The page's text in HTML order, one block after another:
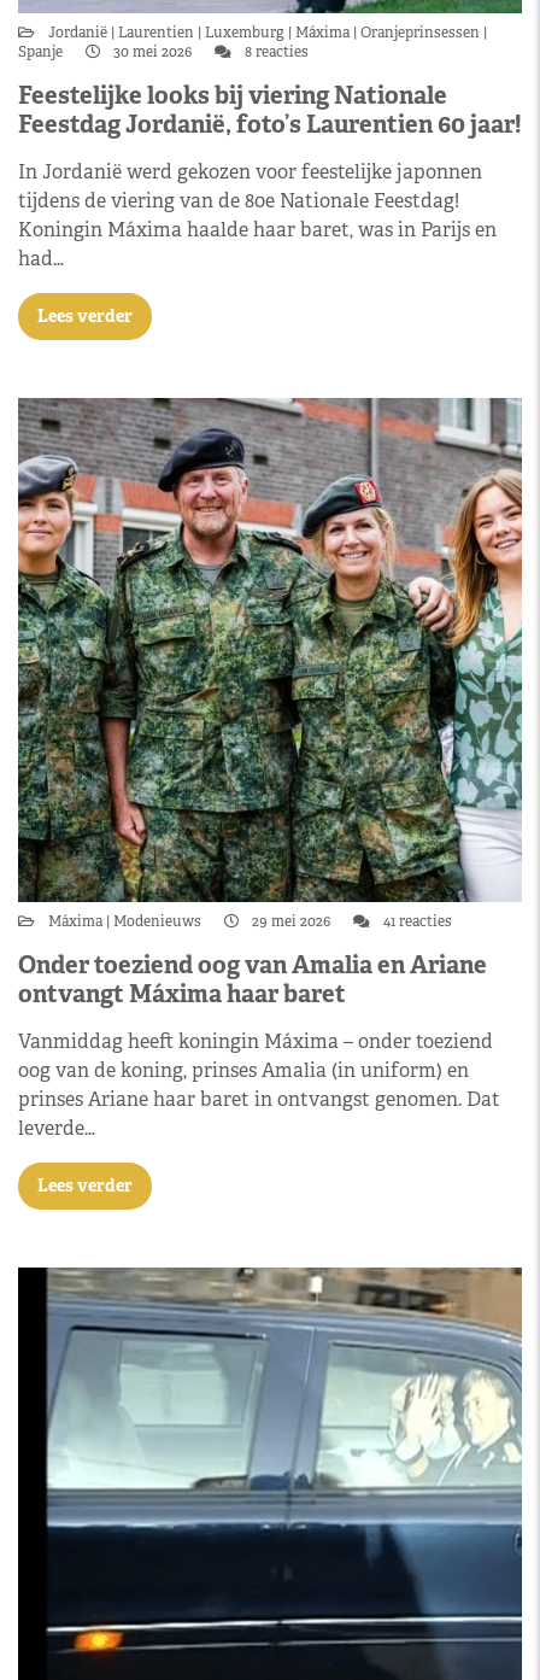
Jordanië Laurentien Luxemburg Máxima Oranjeprinsessen
Spanje
30 mei 2026 8 reacties
Feestelijke looks bij viering Nationale
Feestdag Jordanië, foto’s Laurentien 60 jaar!
In Jordanië werd gekozen voor feestelijke japonnen
tijdens de viering van de 80e Nationale Feestdag!
Koningin Máxima haalde haar baret, was in Parijs en
had…
Lees verder
Máxima Modenieuws 29 mei 2026 41 reacties
Onder toeziend oog van Amalia en Ariane
ontvangt Máxima haar baret
Vanmiddag heeft koningin Máxima – onder toeziend
oog van de koning, prinses Amalia (in uniform) en
prinses Ariane haar baret in ontvangst genomen. Dat
leverde…
Lees verder